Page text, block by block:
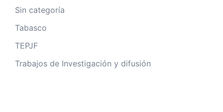
Sin categoría
Tabasco
TEPJF
Trabajos de Investigación y difusión